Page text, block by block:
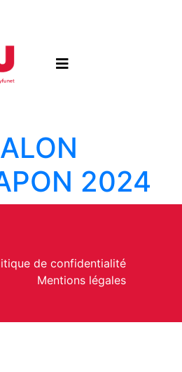
2024
de confidentialité
Mentions légales